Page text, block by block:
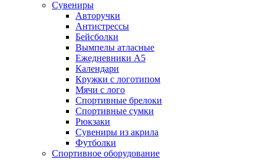
Сувениры
Авторучки
Антистрессы
Бейсболки
Вымпелы атласные
Ежедневники А5
Календари
Кружки с логотипом
Мячи с лого
Спортивные брелоки
Спортивные сумки
Рюкзаки
Сувениры из акрила
Футболки
Спортивное оборудование